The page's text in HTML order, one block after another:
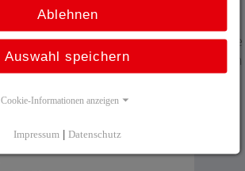
Mittagspause
in Trossingen
SWR3 besucht
Ablehnen
Auswahl speichern
Cookie-Informationen anzeigen
Impressum | Datenschutz